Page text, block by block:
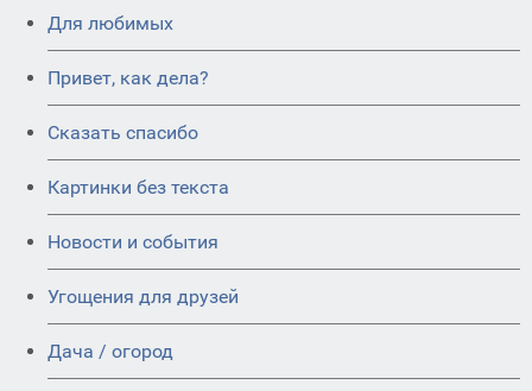
Для любимых
Привет, как дела?
Сказать спасибо
Картинки без текста
Новости и события
Угощения для друзей
Дача / огород